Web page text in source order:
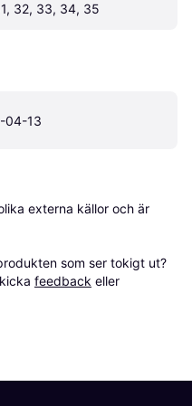
32, 33, 34, 35
04-13
externa källor och är
som ser tokigt ut?
feedback eller